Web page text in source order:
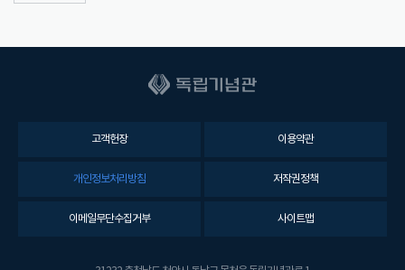
고객헌장 이용약관
개인정보처리방침 저작권정책
이메일무단수집거부 사이트맵